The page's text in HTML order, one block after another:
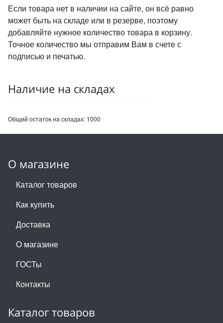
Если товара нет в наличии на сайте, он всё равно
может быть на складе или в резерве, поэтому
добавляйте нужное количество товара в корзину.
Точное количество мы отправим Вам в счете с
подписью и печатью.
Наличие на складах
Общий остаток на складах: 1000
О магазине
Каталог товаров
Как купить
Доставка
О магазине
ГОСТы
Контакты
Каталог товаров